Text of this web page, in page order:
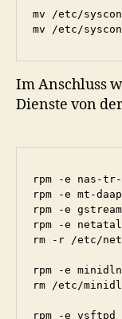
mv /etc/
mv /etc/
Im Anschluss
Dienste von
rpm -e nas-tr-
rpm -e mt-
rpm -e
rpm -e
rm -r /etc/
rpm -e
rm /etc/
rpm -e vsftpd